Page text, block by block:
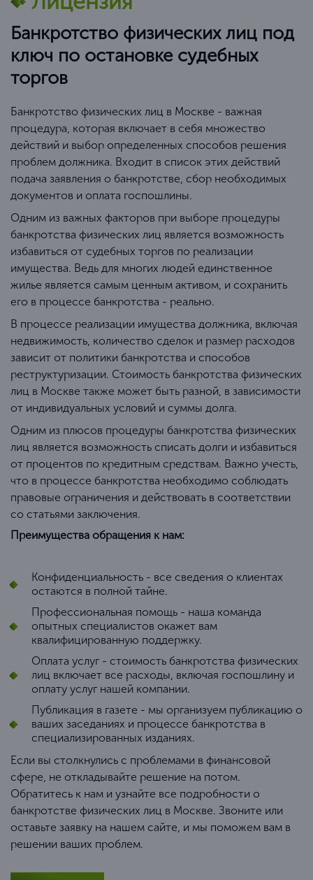
Банкротство физических лиц под
ключ по остановке судебных
торгов
Банкротство физических лиц в Москве - важная
процедура, которая включает в себя множество
действий и выбор определенных способов решения
проблем должника. Входит в список этих действий
подача заявления о банкротстве, сбор необходимых
документов и оплата госпошлины.
Одним из важных факторов при выборе процедуры
банкротства физических лиц является возможность
избавиться от судебных торгов по реализации
имущества. Ведь для многих людей единственное
жилье является самым ценным активом, и сохранить
его в процессе банкротства - реально.
В процессе реализации имущества должника, включая
недвижимость, количество сделок и размер расходов
зависит от политики банкротства и способов
реструктуризации. Стоимость банкротства физических
лиц в Москве также может быть разной, в зависимости
от индивидуальных условий и суммы долга.
Одним из плюсов процедуры банкротства физических
лиц является возможность списать долги и избавиться
от процентов по кредитным средствам. Важно учесть,
что в процессе банкротства необходимо соблюдать
правовые ограничения и действовать в соответствии
со статьями заключения.
Преимущества обращения к нам:
Конфиденциальность - все сведения о клиентах
остаются в полной тайне.
Профессиональная помощь - наша команда
опытных специалистов окажет вам
квалифицированную поддержку.
Оплата услуг - стоимость банкротства физических
лиц включает все расходы, включая госпошлину и
оплату услуг нашей компании.
Публикация в газете - мы организуем публикацию о
ваших заседаниях и процессе банкротства в
специализированных изданиях.
Если вы столкнулись с проблемами в финансовой
сфере, не откладывайте решение на потом.
Обратитесь к нам и узнайте все подробности о
банкротстве физических лиц в Москве. Звоните или
оставьте заявку на нашем сайте, и мы поможем вам в
решении ваших проблем.